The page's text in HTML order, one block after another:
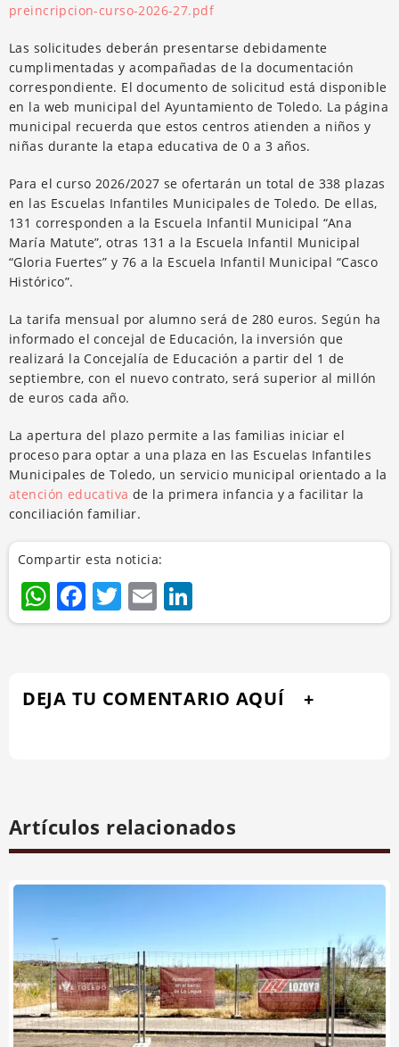
preincripcion-curso-2026-27.pdf
Las solicitudes deberán presentarse debidamente
cumplimentadas y acompañadas de la documentación
correspondiente. El documento de solicitud está disponible
en la web municipal del Ayuntamiento de Toledo. La página
municipal recuerda que estos centros atienden a niños y
niñas durante la etapa educativa de 0 a 3 años.
Para el curso 2026/2027 se ofertarán un total de 338 plazas
en las Escuelas Infantiles Municipales de Toledo. De ellas,
131 corresponden a la Escuela Infantil Municipal “Ana
María Matute”, otras 131 a la Escuela Infantil Municipal
“Gloria Fuertes” y 76 a la Escuela Infantil Municipal “Casco
Histórico”.
La tarifa mensual por alumno será de 280 euros. Según ha
informado el concejal de Educación, la inversión que
realizará la Concejalía de Educación a partir del 1 de
septiembre, con el nuevo contrato, será superior al millón
de euros cada año.
La apertura del plazo permite a las familias iniciar el
proceso para optar a una plaza en las Escuelas Infantiles
Municipales de Toledo, un servicio municipal orientado a la
atención educativa de la primera infancia y a facilitar la
conciliación familiar.
Compartir esta noticia:
WhatsApp
Facebook
Twitter
Email
DEJA TU COMENTARIO AQUÍ
Artículos relacionados